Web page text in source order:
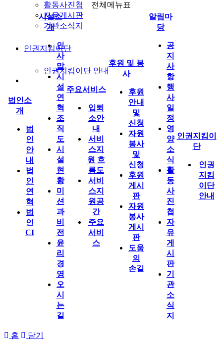
활동사진첩
자유게시판
기관소식지
인권지킴이단
인권지킴이단 안내
전체메뉴표
법인소
개
법
인
안
내
법
인
연
혁
법
인
CI
시설소
개
인
사
말
시
설
연
혁
조
직
도
시
설
현
황
미
션
과
비
전
윤
리
경
영
오
시
는
길
주요서비스
입퇴
소안
내
서비
스지
원 흐
름도
서비
스지
원공
간
주요
서비
스
후원 및 봉
사
후원
안내
및
신청
자원
봉사
및
신청
후원
게시
판
자원
봉사
게시
판
도움
의
손길
알림마
당
공
지
사
항
행
사
일
정
영
양
소
식
활
동
사
진
첩
자
유
게
시
판
기
관
소
식
지
인권지킴이
단
인권
지킴
이단
안내
홈
닫기